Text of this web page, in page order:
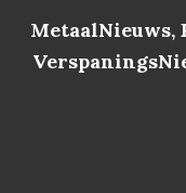
MetaalNieuws,